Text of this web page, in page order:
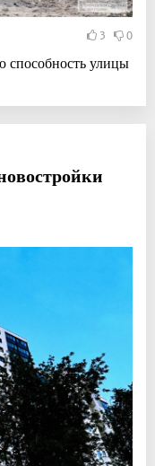
3 0
способность улицы